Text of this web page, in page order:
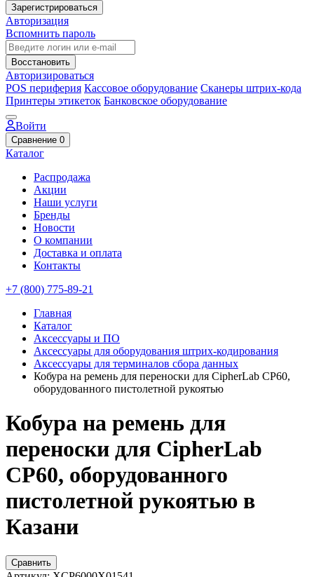
Зарегистрироваться
Авторизация
Вспомнить пароль
Восстановить
Авторизироваться
POS периферия Кассовое оборудование Сканеры штрих-кода
Принтеры этикеток Банковское оборудование
Войти
Сравнение 0
Каталог
Распродажа
Акции
Наши услуги
Бренды
Новости
О компании
Доставка и оплата
Контакты
+7 (800) 775-89-21
Главная
Каталог
Аксессуары и ПО
Аксессуары для оборудования штрих-кодирования
Аксессуары для терминалов сбора данных
Кобура на ремень для переноски для CipherLab CP60,
оборудованного пистолетной рукоятью
Кобура на ремень для
переноски для CipherLab
CP60, оборудованного
пистолетной рукоятью в
Казани
Сравнить